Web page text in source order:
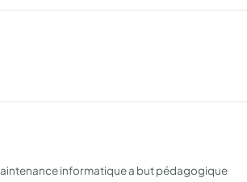
informatique a but pédagogique